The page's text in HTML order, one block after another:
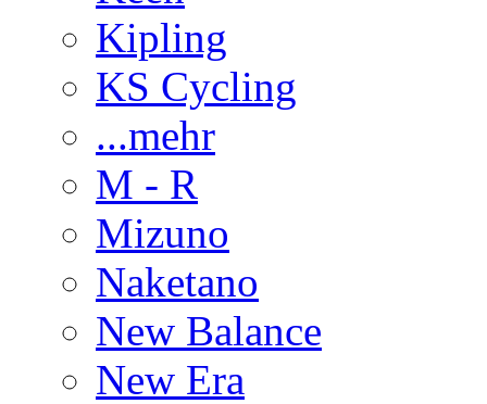
Kipling
KS Cycling
...mehr
M - R
Mizuno
Naketano
New Balance
New Era